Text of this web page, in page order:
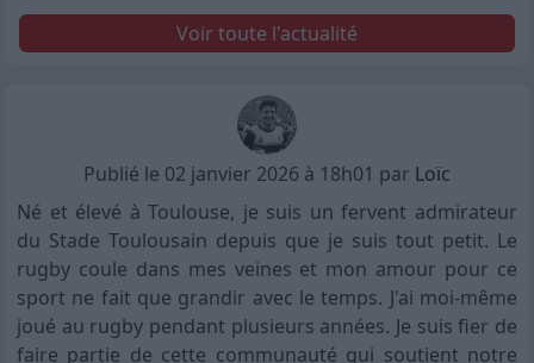
Voir toute l'actualité
Publié le 02 janvier 2026 à 18h01 par Loïc
Né et élevé à Toulouse, je suis un fervent admirateur
du Stade Toulousain depuis que je suis tout petit. Le
rugby coule dans mes veines et mon amour pour ce
sport ne fait que grandir avec le temps. J'ai moi-même
joué au rugby pendant plusieurs années. Je suis fier de
faire partie de cette communauté qui soutient notre